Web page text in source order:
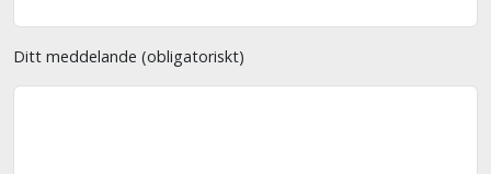
Ditt meddelande (obligatoriskt)